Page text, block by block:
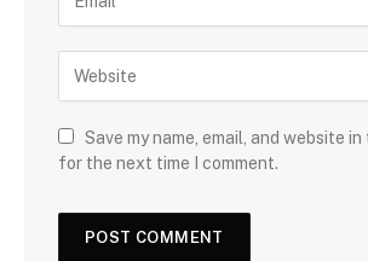
Save my name, email, and website
for the next time I comment.